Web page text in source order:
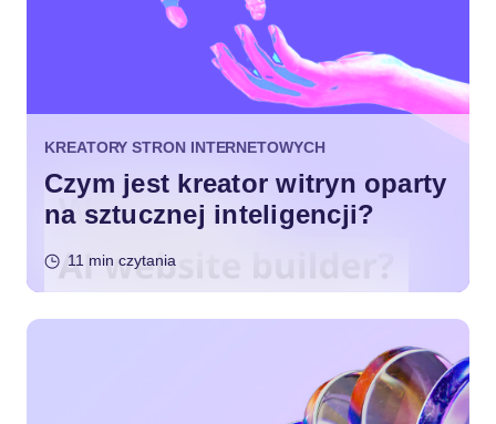
KREATORY STRON INTERNETOWYCH
Czym jest kreator witryn oparty
na sztucznej inteligencji?
11 min czytania